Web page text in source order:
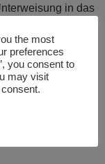
in das
und wurden mit
the most
preferences
you consent to
may visit